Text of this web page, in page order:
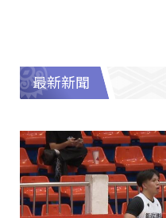
最新新聞